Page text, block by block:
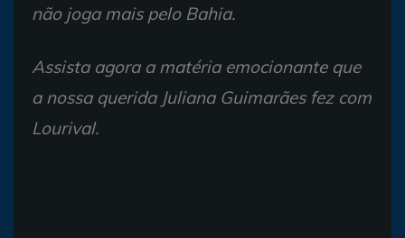
não joga mais pelo Bahia.
Assista agora a matéria emocionante que
a nossa querida Juliana Guimarães fez com
Lourival.